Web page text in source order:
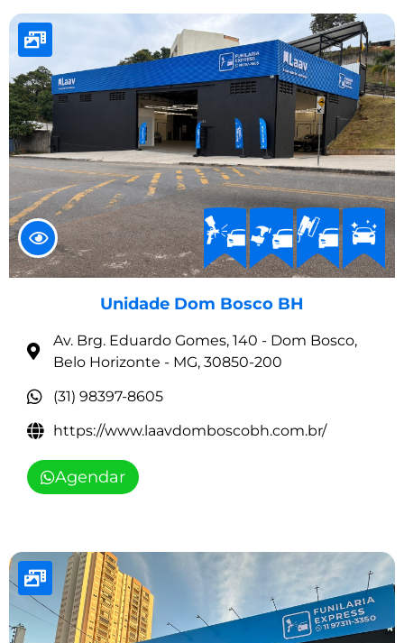
Unidade Dom Bosco BH
Av. Brg. Eduardo Gomes, 140 - Dom Bosco,
Belo Horizonte - MG, 30850-200
(31) 98397-8605
https://www.laavdomboscobh.com.br/
Agendar